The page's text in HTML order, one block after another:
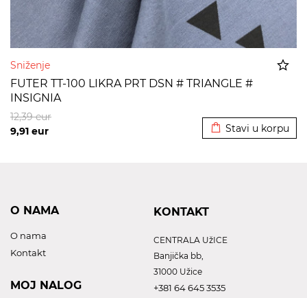
Sniženje
FUTER TT-100 LIKRA PRT DSN # TRIANGLE #
INSIGNIA
9,91 eur
12,39eur
Stavi u korpu
O NAMA
O nama
Kontakt
MOJ NALOG
KONTAKT
CENTRALA UžICE
Banjička bb,
31000 Užice
+381 64 645 3535